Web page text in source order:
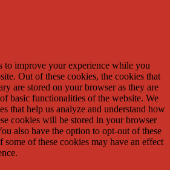
to improve your experience while you
Out of these cookies, the cookies that
are stored on your browser as they are
basic functionalities of the website. We
that help us analyze and understand how
cookies will be stored in your browser
also have the option to opt-out of these
of these cookies may have an effect